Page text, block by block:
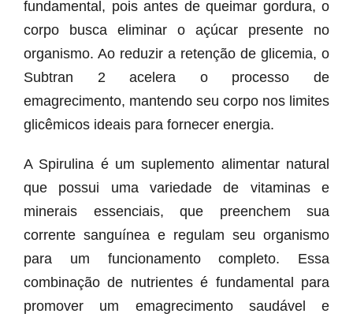
fundamental, pois antes de queimar gordura, o
corpo busca eliminar o açúcar presente no
organismo. Ao reduzir a retenção de glicemia, o
Subtran 2 acelera o processo de
emagrecimento, mantendo seu corpo nos limites
glicêmicos ideais para fornecer energia.
A Spirulina é um suplemento alimentar natural
que possui uma variedade de vitaminas e
minerais essenciais, que preenchem sua
corrente sanguínea e regulam seu organismo
para um funcionamento completo. Essa
combinação de nutrientes é fundamental para
promover um emagrecimento saudável e